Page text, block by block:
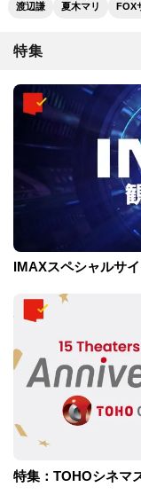
渡辺謙 夏木マリ FOX
特集
IMAXスペシャルサ
特集：TOHOシネマ